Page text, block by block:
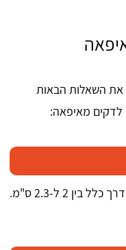
את השאלות הבאות
לדקים מאיפאה:
2 ל-2.3 ס"מ.